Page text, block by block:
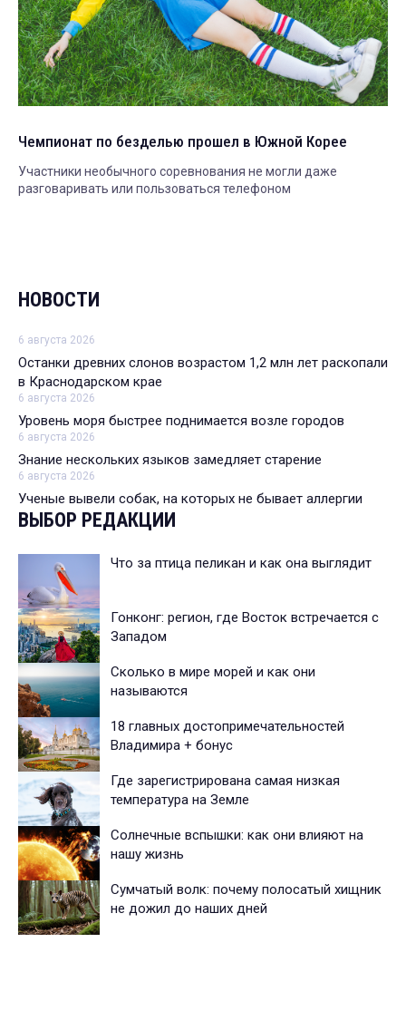
Чемпионат по безделью прошел в Южной Корее
Участники необычного соревнования не могли даже
разговаривать или пользоваться телефоном
НОВОСТИ
6 августа 2026
Останки древних слонов возрастом 1,2 млн лет раскопали
в Краснодарском крае
6 августа 2026
Уровень моря быстрее поднимается возле городов
6 августа 2026
Знание нескольких языков замедляет старение
6 августа 2026
Ученые вывели собак, на которых не бывает аллергии
ВЫБОР РЕДАКЦИИ
Что за птица пеликан и как она выглядит
Гонконг: регион, где Восток встречается с
Западом
Сколько в мире морей и как они
называются
18 главных достопримечательностей
Владимира + бонус
Где зарегистрирована самая низкая
температура на Земле
Солнечные вспышки: как они влияют на
нашу жизнь
Сумчатый волк: почему полосатый хищник
не дожил до наших дней